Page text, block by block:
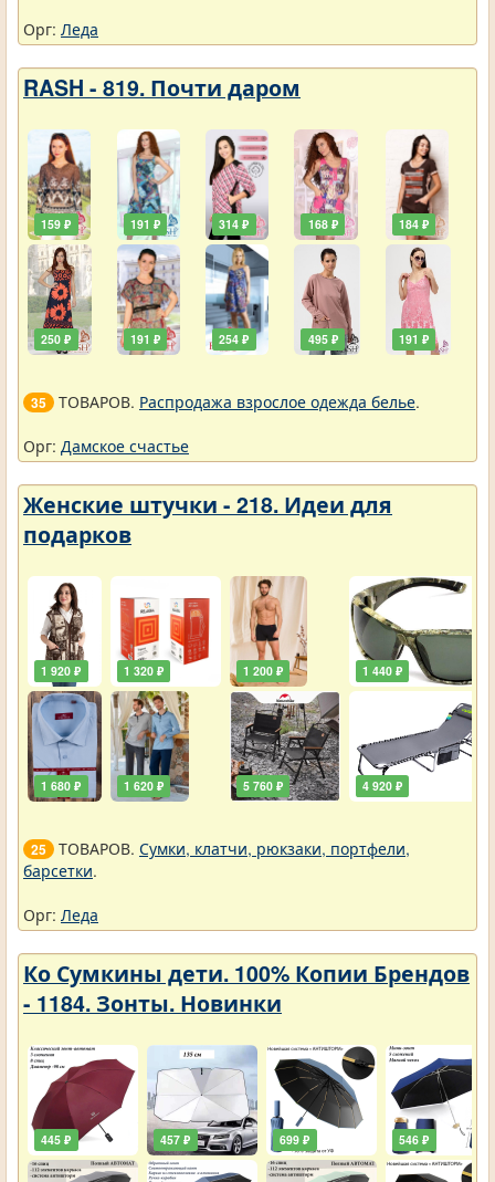
Орг: Леда
RASH - 819. Почти даром
159 ₽
250 ₽
191 ₽
191 ₽
314 ₽
254 ₽
168 ₽
495 ₽
184 ₽
191 ₽
35 ТОВАРОВ. Распродажа взрослое одежда белье.
Орг: Дамское счастье
Женские штучки - 218. Идеи для
подарков
1 920 ₽
1 680 ₽
1 320 ₽
1 620 ₽
1 200 ₽
5 760 ₽
1 440 ₽
4 920 ₽
25 ТОВАРОВ. Сумки, клатчи, рюкзаки, портфели,
барсетки.
Орг: Леда
Ко Сумкины дети. 100% Копии Брендов
- 1184. Зонты. Новинки
445 ₽ 457 ₽ 699 ₽ 546 ₽